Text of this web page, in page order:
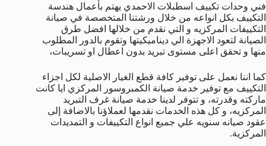
فني وحدات تكييف اسطبلات الاحمدي يهتم بأعمال هندسة
التكييف بكل انواعه من خلال ورشتنا المتخصصة في صيانة
التكييفات المركزيه و التي نقدم من خلالها افضل طرق
الصيانة لتعود الاجهزة الي ديناميكيتها وتقوم بالدور المطلوب
منها و تحقق اعلى مستوى تبريد بدون اعطال او تسريبات،
كما اننا نعمل على توفير كافة قطع الغيار الاصلية لكل اجزاء
التكييف مع توفير خدمة صيانة الكمبروسور المركزي ايا كانت
ماركته وقدرته، و تتوفر لدينا خدمة صيانة غرف التبريد
المركزيه، و كل هذه الخدمات نقدمها لعملاؤنا بالاضافة إلى
عقود صيانه سنويه علي جميع انواع التكييفات و التمديدات
المركزية.